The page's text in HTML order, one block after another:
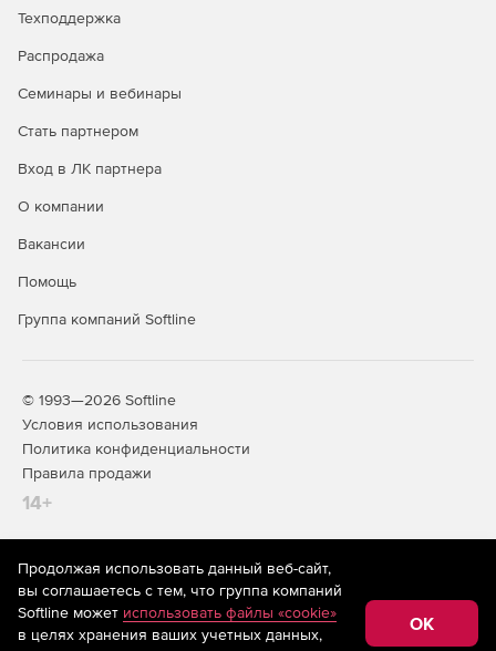
Техподдержка
Распродажа
Семинары и вебинары
Стать партнером
Вход в ЛК партнера
О компании
Вакансии
Помощь
Группа компаний Softline
© 1993—2026 Softline
Условия использования
Политика конфиденциальности
Правила продажи
14+
На информационном ресурсе store.softline.ru применяются
рекомендательные технологии(информационные технологии
предоставления информации на основе сбора,
систематизации и анализа сведений, относящихся к
Продолжая использовать данный веб-сайт,
вы соглашаетесь с тем, что группа компаний
Softline может использовать файлы «cookie»
в целях хранения ваших учетных данных,
OK